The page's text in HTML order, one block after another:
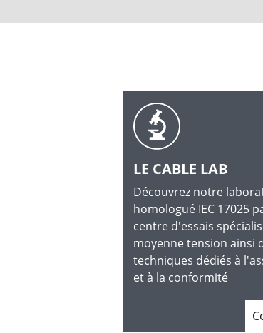
LE CABLE LAB
Découvrez notre
homologué IEC 17025
centre d'essais
moyenne tension ainsi
techniques dédiés à
et à la conformité